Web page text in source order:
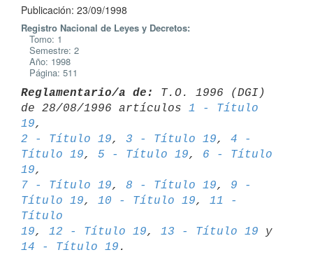
Publicación: 23/09/1998
Registro Nacional de Leyes y Decretos:
Tomo: 1
Semestre: 2
Año: 1998
Página: 511
Reglamentario/a de:
T.O. 1996 (DGI)
de 28/08/1996 artículos 1 - Título
19
2 - Título 19, 3 - Título 19, 4 -
Título 19, 5 - Título 19, 6 - Título
19
7 - Título 19, 8 - Título 19, 9 -
Título 19, 10 - Título 19, 11 -
Título
19, 12 - Título 19, 13 - Título 19
14 - Título 19